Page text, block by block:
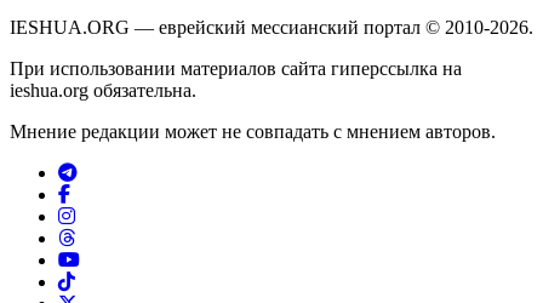
IESHUA.ORG — еврейский мессианский портал © 2010-2026.
При использовании материалов сайта гиперссылка на
ieshua.org обязательна.
Мнение редакции может не совпадать с мнением авторов.